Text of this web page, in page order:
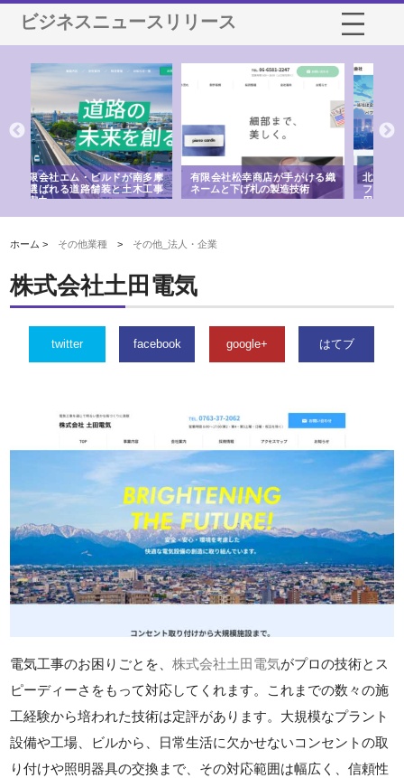
ビジネスニュースリリース
有限会社松幸商店が手がける織
ネームと下げ札の製造技術
北海道軽金属株式会社がスノー
フライとテーパーブロックの専
用ページを新設
ホーム > その他業種 > その他_法人・企業
株式会社土田電気
twitter facebook google+ はてブ
電気工事のお困りごとを、株式会社土田電気がプロの技術とス
ピーディーさをもって対応してくれます。これまでの数々の施
工経験から培われた技術は定評があります。大規模なプラント
設備や工場、ビルから、日常生活に欠かせないコンセントの取
り付けや照明器具の交換まで、その対応範囲は幅広く、信頼性